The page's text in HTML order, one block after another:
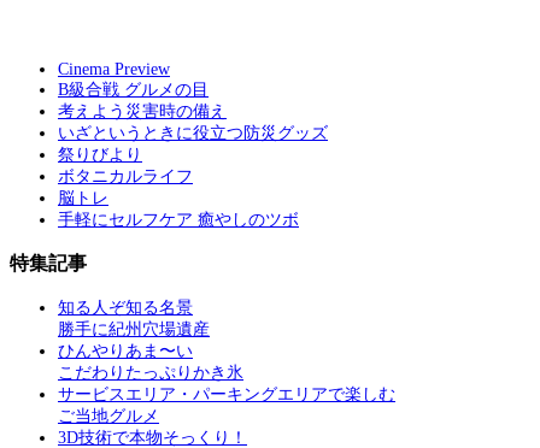
Cinema Preview
B級合戦 グルメの目
考えよう災害時の備え
いざというときに役立つ防災グッズ
祭りびより
ボタニカルライフ
脳トレ
手軽にセルフケア 癒やしのツボ
特集記事
知る人ぞ知る名景
勝手に紀州穴場遺産
ひんやりあま〜い
こだわりたっぷりかき氷
サービスエリア・パーキングエリアで楽しむ
ご当地グルメ
3D技術で本物そっくり！